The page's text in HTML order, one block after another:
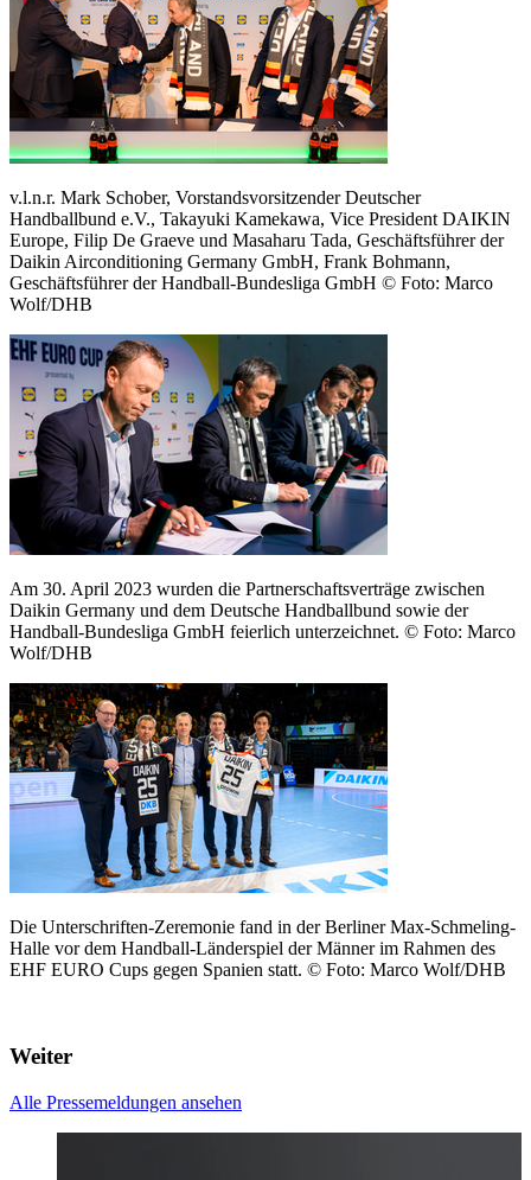
v.l.n.r. Mark Schober, Vorstandsvorsitzender Deutscher
Handballbund e.V., Takayuki Kamekawa, Vice President DAIKIN
Europe, Filip De Graeve und Masaharu Tada, Geschäftsführer der
Daikin Airconditioning Germany GmbH, Frank Bohmann,
Geschäftsführer der Handball-Bundesliga GmbH © Foto: Marco
Wolf/DHB
Am 30. April 2023 wurden die Partnerschaftsverträge zwischen
Daikin Germany und dem Deutsche Handballbund sowie der
Handball-Bundesliga GmbH feierlich unterzeichnet. © Foto: Marco
Wolf/DHB
Die Unterschriften-Zeremonie fand in der Berliner Max-Schmeling-
Halle vor dem Handball-Länderspiel der Männer im Rahmen des
EHF EURO Cups gegen Spanien statt. © Foto: Marco Wolf/DHB
Weiter
Alle Pressemeldungen ansehen